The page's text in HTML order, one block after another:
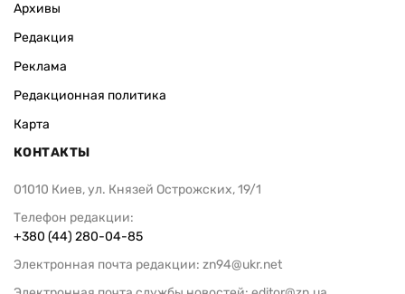
Архивы
Редакция
Реклама
Редакционная политика
Карта
КОНТАКТЫ
01010 Киев, ул. Князей Острожских, 19/1
Телефон редакции:
+380 (44) 280-04-85
Электронная почта редакции: zn94@ukr.net